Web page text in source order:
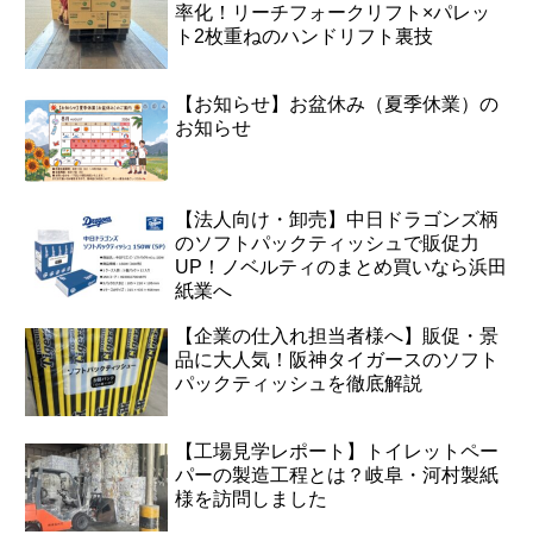
率化！リーチフォークリフト×パレッ
ト2枚重ねのハンドリフト裏技
【お知らせ】お盆休み（夏季休業）の
お知らせ
【法人向け・卸売】中日ドラゴンズ柄
のソフトパックティッシュで販促力
UP！ノベルティのまとめ買いなら浜田
紙業へ
【企業の仕入れ担当者様へ】販促・景
品に大人気！阪神タイガースのソフト
パックティッシュを徹底解説
【工場見学レポート】トイレットペー
パーの製造工程とは？岐阜・河村製紙
様を訪問しました